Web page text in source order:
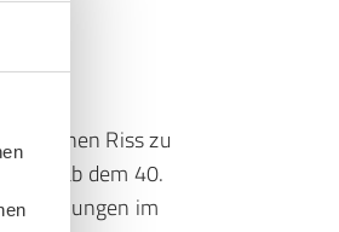
um einen Riss zu
ab dem 40.
im